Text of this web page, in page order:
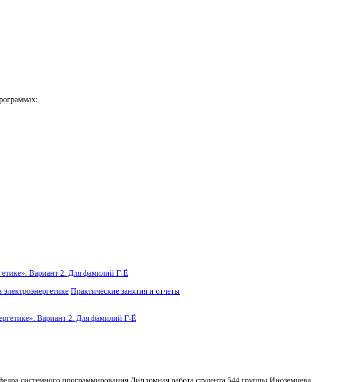
Вариант 2. Для фамилий Г-Ё
Практические занятия и отчеты
системного программирования Дипломная работа студента 544 группы Иноземцева